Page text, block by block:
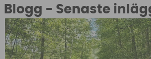
Blogg - Senaste